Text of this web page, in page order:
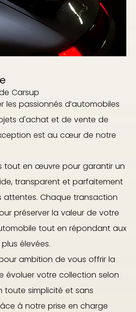
Carsup
les passionnés d’automobiles
d'achat et de vente de
est au cœur de notre
tout en œuvre pour garantir un
transparent et parfaitement
Chaque transaction
préserver la valeur de votre
tout en répondant aux
élevées.
ambition de vous offrir la
évoluer votre collection selon
toute simplicité et sans
à notre prise en charge